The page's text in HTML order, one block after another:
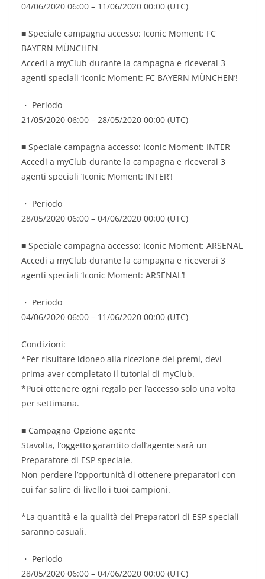
04/06/2020 06:00 – 11/06/2020 00:00 (UTC)
■ Speciale campagna accesso: Iconic Moment: FC
BAYERN MÜNCHEN
Accedi a myClub durante la campagna e riceverai 3
agenti speciali ‘Iconic Moment: FC BAYERN MÜNCHEN’!
・ Periodo
21/05/2020 06:00 – 28/05/2020 00:00 (UTC)
■ Speciale campagna accesso: Iconic Moment: INTER
Accedi a myClub durante la campagna e riceverai 3
agenti speciali ‘Iconic Moment: INTER’!
・ Periodo
28/05/2020 06:00 – 04/06/2020 00:00 (UTC)
■ Speciale campagna accesso: Iconic Moment: ARSENAL
Accedi a myClub durante la campagna e riceverai 3
agenti speciali ‘Iconic Moment: ARSENAL’!
・ Periodo
04/06/2020 06:00 – 11/06/2020 00:00 (UTC)
Condizioni:
*Per risultare idoneo alla ricezione dei premi, devi
prima aver completato il tutorial di myClub.
*Puoi ottenere ogni regalo per l’accesso solo una volta
per settimana.
■ Campagna Opzione agente
Stavolta, l’oggetto garantito dall’agente sarà un
Preparatore di ESP speciale.
Non perdere l’opportunità di ottenere preparatori con
cui far salire di livello i tuoi campioni.
*La quantità e la qualità dei Preparatori di ESP speciali
saranno casuali.
・ Periodo
28/05/2020 06:00 – 04/06/2020 00:00 (UTC)